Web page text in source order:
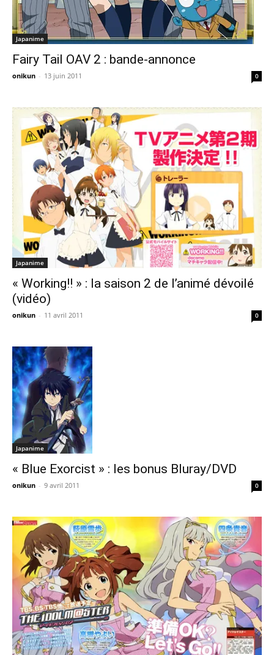
Japanime
Fairy Tail OAV 2 : bande-annonce
onikun - 13 juin 2011 0
Japanime
« Working!! » : la saison 2 de l’animé dévoilé
(vidéo)
onikun - 11 avril 2011 0
Japanime
« Blue Exorcist » : les bonus Bluray/DVD
onikun - 9 avril 2011 0